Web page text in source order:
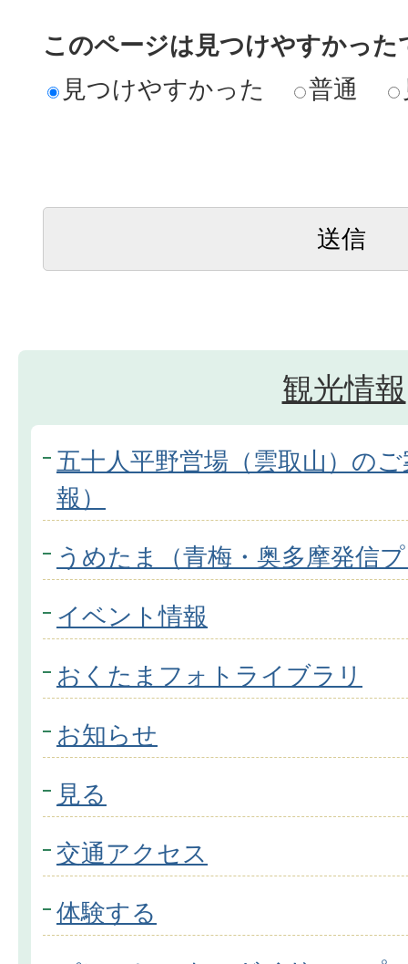
このページは見つけやすかった
見つけやすかった
普通
観光情報
五十人平野営場（雲取山）の
報）
うめたま（青梅・奥多摩発信
イベント情報
おくたまフォトライブラリ
お知らせ
見る
交通アクセス
体験する